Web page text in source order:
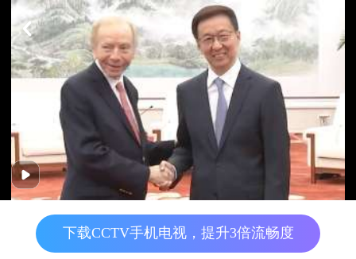
Play
Video下载CCTV手机电视，提升3倍流畅度